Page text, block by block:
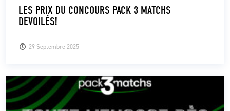
29 Septembre 2025
LES PRIX DU CONCOURS PACK 3 MATCHS
DEVOILÉS!